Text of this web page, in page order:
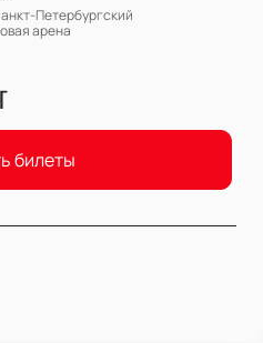
Петербургский
арена
билеты